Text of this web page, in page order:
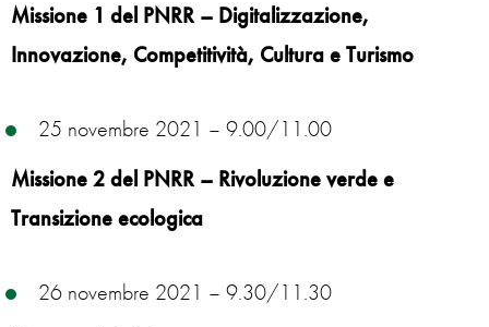
Missione 1 del PNRR – Digitalizzazione,
Innovazione, Competitività, Cultura e Turismo
25 novembre 2021 – 9.00/11.00
Missione 2 del PNRR – Rivoluzione verde e
Transizione ecologica
26 novembre 2021 – 9.30/11.30